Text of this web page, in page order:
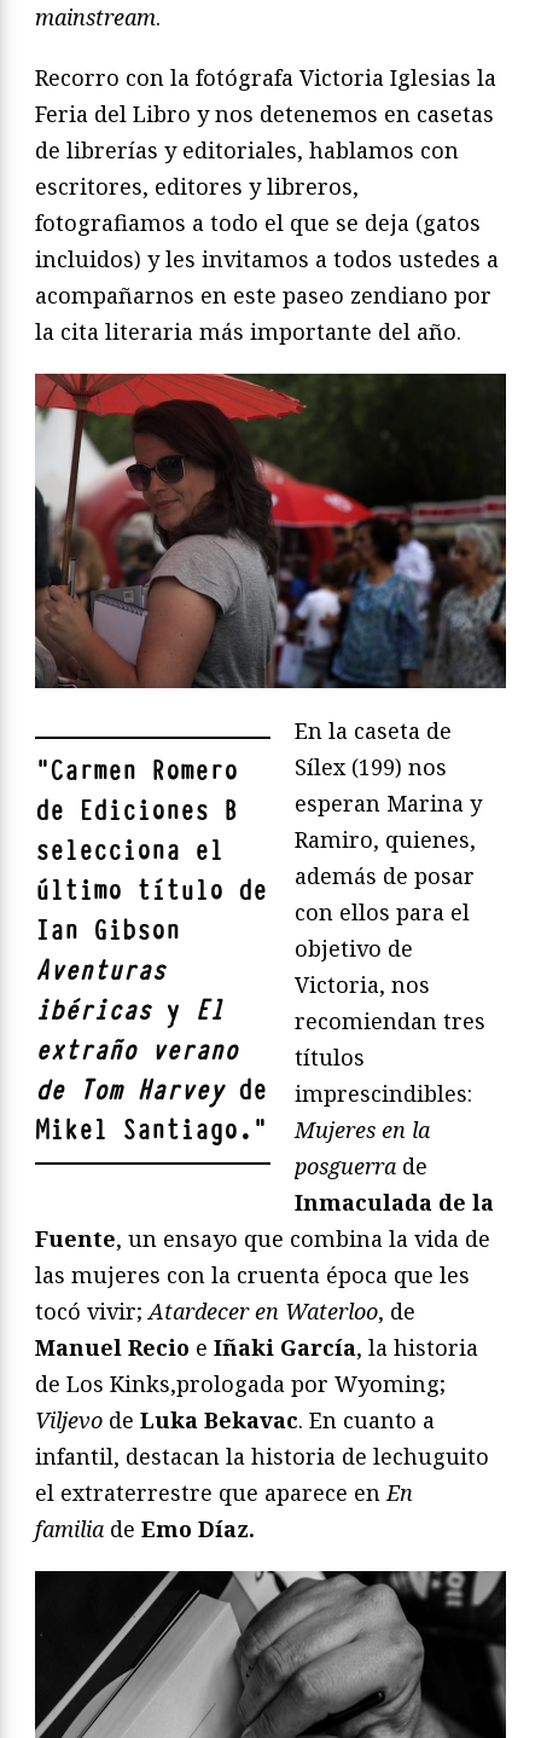
mainstream.
Recorro con la fotógrafa Victoria Iglesias la
Feria del Libro y nos detenemos en casetas
de librerías y editoriales, hablamos con
escritores, editores y libreros,
fotografiamos a todo el que se deja (gatos
incluidos) y les invitamos a todos ustedes a
acompañarnos en este paseo zendiano por
la cita literaria más importante del año.
"Carmen Romero
de Ediciones B
selecciona el
último título de
Ian Gibson
Aventuras
ibéricasy El
extraño verano
de Tom Harveyde
Mikel Santiago. "
En la caseta de
Sílex (199) nos
esperan Marina y
Ramiro, quienes,
además de posar
con ellos para el
objetivo de
Victoria, nos
recomiendan tres
títulos
imprescindibles:
Mujeres en la
posguerra de
Inmaculada de la
Fuente, un ensayo que combina la vida de
las mujeres con la cruenta época que les
tocó vivir; Atardecer en Waterloo, de
Manuel Recio e Iñaki García, la historia
de Los Kinks,prologada por Wyoming;
Viljevo de Luka Bekavac. En cuanto a
infantil, destacan la historia de lechuguito
el extraterrestre que aparece en En
familia de Emo Díaz.